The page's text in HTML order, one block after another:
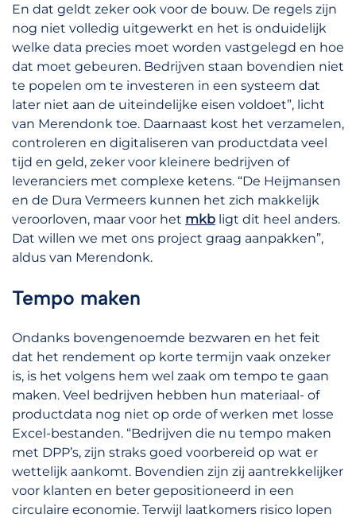
En dat geldt zeker ook voor de bouw. De regels zijn
nog niet volledig uitgewerkt en het is onduidelijk
welke data precies moet worden vastgelegd en hoe
dat moet gebeuren. Bedrijven staan bovendien niet
te popelen om te investeren in een systeem dat
later niet aan de uiteindelijke eisen voldoet”, licht
van Merendonk toe. Daarnaast kost het verzamelen,
controleren en digitaliseren van productdata veel
tijd en geld, zeker voor kleinere bedrijven of
leveranciers met complexe ketens. “De Heijmansen
en de Dura Vermeers kunnen het zich makkelijk
veroorloven, maar voor het mkb ligt dit heel anders.
Dat willen we met ons project graag aanpakken”,
aldus van Merendonk.
Tempo maken
Ondanks bovengenoemde bezwaren en het feit
dat het rendement op korte termijn vaak onzeker
is, is het volgens hem wel zaak om tempo te gaan
maken. Veel bedrijven hebben hun materiaal- of
productdata nog niet op orde of werken met losse
Excel-bestanden. “Bedrijven die nu tempo maken
met DPP’s, zijn straks goed voorbereid op wat er
wettelijk aankomt. Bovendien zijn zij aantrekkelijker
voor klanten en beter gepositioneerd in een
circulaire economie. Terwijl laatkomers risico lopen